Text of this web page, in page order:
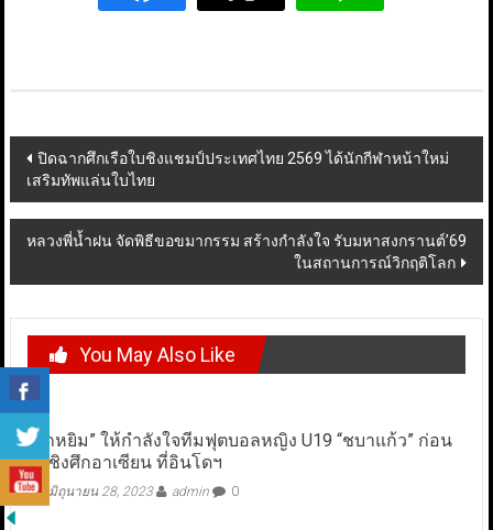
Post
navigation
ปิดฉากศึกเรือใบชิงแชมป์ประเทศไทย 2569 ได้นักกีฬาหน้าใหม่
เสริมทัพแล่นใบไทย
หลวงพี่น้ำฝน จัดพิธีขอขมากรรม สร้างกำลังใจ รับมหาสงกรานต์’69
ในสถานการณ์วิกฤติโลก
You May Also Like
“บิ๊กหยิม” ให้กำลังใจทีมฟุตบอลหญิง U19 “ชบาแก้ว” ก่อน
ลุยชิงศึกอาเซียน ที่อินโดฯ
มิถุนายน 28, 2023 admin 0